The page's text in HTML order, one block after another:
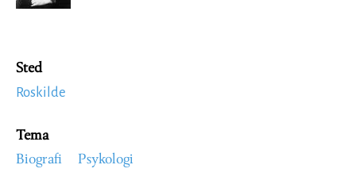
Sted
Roskilde
Tema
Biografi
Psykologi